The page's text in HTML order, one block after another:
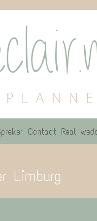
Contact Real
Limburg